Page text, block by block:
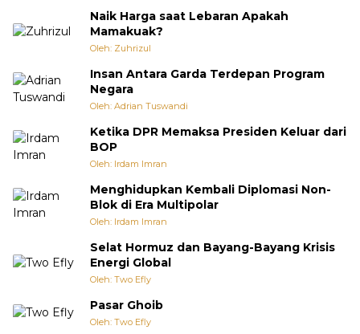
Naik Harga saat Lebaran Apakah
Mamakuak?
Oleh: Zuhrizul
Insan Antara Garda Terdepan Program
Negara
Oleh: Adrian Tuswandi
Ketika DPR Memaksa Presiden Keluar dari
BOP
Oleh: Irdam Imran
Menghidupkan Kembali Diplomasi Non-
Blok di Era Multipolar
Oleh: Irdam Imran
Selat Hormuz dan Bayang-Bayang Krisis
Energi Global
Oleh: Two Efly
Pasar Ghoib
Oleh: Two Efly